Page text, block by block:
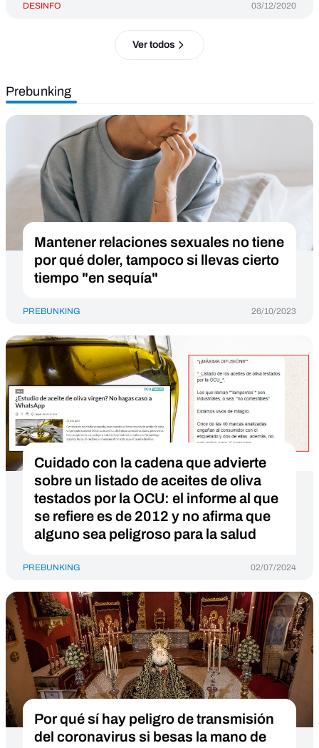
DESINFO 03/12/2020
Ver todos
Prebunking
Mantener relaciones sexuales no tiene
por qué doler, tampoco si llevas cierto
tiempo "en sequía"
PREBUNKING 26/10/2023
Cuidado con la cadena que advierte
sobre un listado de aceites de oliva
testados por la OCU: el informe al que
se refiere es de 2012 y no afirma que
alguno sea peligroso para la salud
PREBUNKING 02/07/2024
Por qué sí hay peligro de transmisión
del coronavirus si besas la mano de